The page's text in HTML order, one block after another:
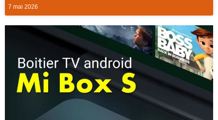
7 mai 2026